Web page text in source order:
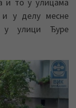
и у делу месне
у улици Ђуре